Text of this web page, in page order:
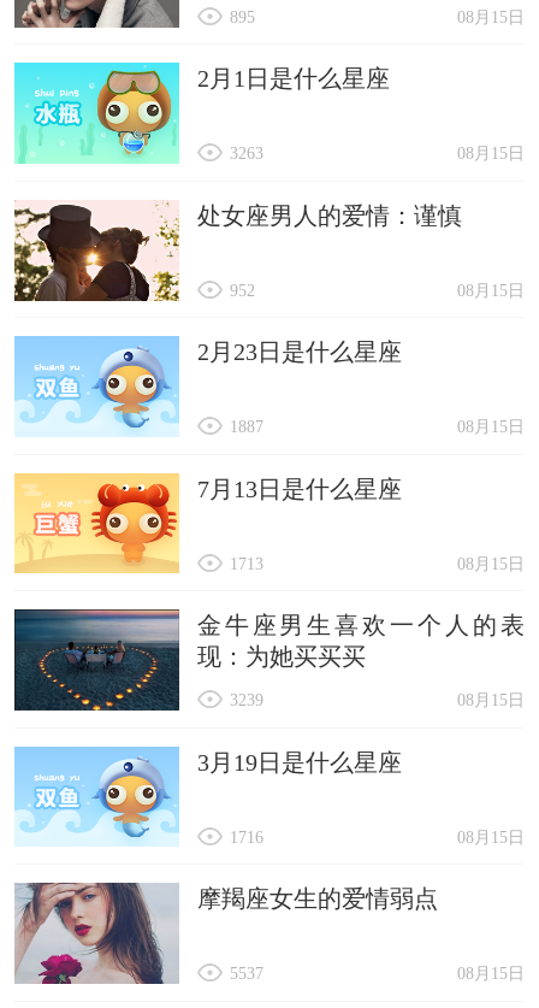
08月15日
895
2月1日是什么星座
08月15日
3263
处女座男人的爱情：谨慎
08月15日
952
2月23日是什么星座
08月15日
1887
7月13日是什么星座
08月15日
1713
金牛座男生喜欢一个人的表
现：为她买买买
08月15日
3239
3月19日是什么星座
08月15日
1716
摩羯座女生的爱情弱点
08月15日
5537